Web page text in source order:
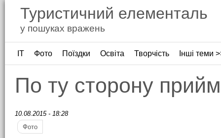
Туристичний елементаль
у пошуках вражень
ІТ Фото Поїздки Освіта Творчість Інші теми
По ту сторону
10.08.2015 - 18:28
Фото